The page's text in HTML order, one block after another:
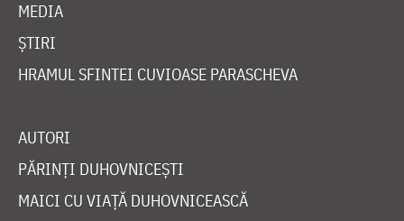
MEDIA
ȘTIRI
HRAMUL SFINTEI CUVIOASE PARASCHEVA
AUTORI
PĂRINȚI DUHOVNICEȘTI
MAICI CU VIAȚĂ DUHOVNICEASCĂ